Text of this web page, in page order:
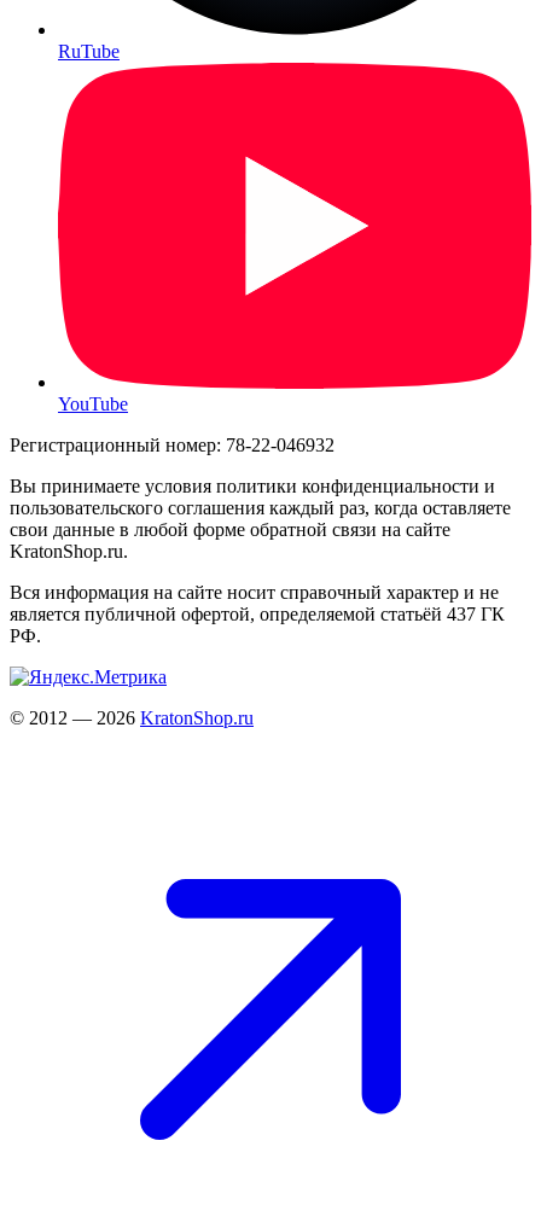
RuTube
YouTube
Регистрационный номер: 78-22-046932
Вы принимаете условия политики конфиденциальности и
пользовательского соглашения каждый раз, когда оставляете
свои данные в любой форме обратной связи на сайте
KratonShop.ru.
Вся информация на сайте носит справочный характер и не
является публичной офертой, определяемой статьёй 437 ГК
РФ.
© 2012 — 2026 KratonShop.ru